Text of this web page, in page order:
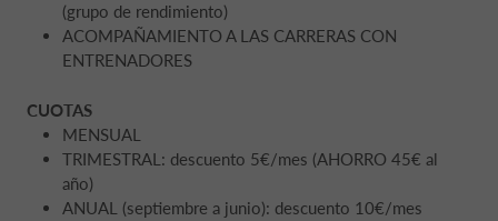
(grupo de rendimiento)
ACOMPAÑAMIENTO A LAS CARRERAS CON
ENTRENADORES
CUOTAS
MENSUAL
TRIMESTRAL: descuento 5€/mes (AHORRO 45€ al
año)
ANUAL (septiembre a junio): descuento 10€/mes